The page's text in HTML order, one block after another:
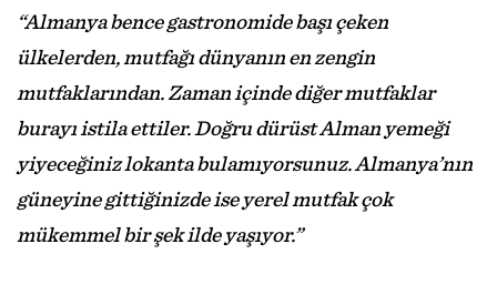
“Almanya bence gastronomide başı çeken
ülkelerden, mutfağı dünyanın en zengin
mutfaklarından. Zaman içinde diğer mutfaklar
burayı istila ettiler. Doğru dürüst Alman yemeği
yiyeceğiniz lokanta bulamıyorsunuz. Almanya’nın
güneyine gittiğinizde ise yerel mutfak çok
mükemmel bir şek ilde yaşıyor.”